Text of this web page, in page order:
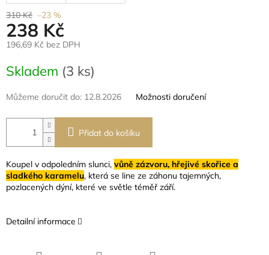
310 Kč –23 %
238 Kč
196,69 Kč bez DPH
cena:
Skladem (3 ks)
Můžeme doručit do: 12.8.2026 Možnosti doručení
Přidat do košíku
Koupel v odpoledním slunci, vůně zázvoru, hřejivé skořice a
sladkého karamelu, která se line ze záhonu tajemných,
pozlacených dýní, které ve světle téměř září.
Detailní informace